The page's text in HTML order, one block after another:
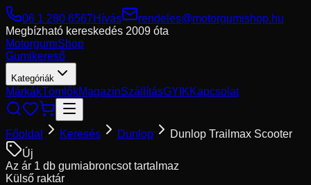
06 1 280 6567Hívás
rendeles@motorgumishop.hu
Megbízható kereskedés 2009 óta
MotorgumiShop
Gumikereső
Kategóriák
MárkákTömlőkMagazinSzállításGYIKKapcsolat
Főoldal Keresés Dunlop
Dunlop Trailmax Scooter
Új
Az ár 1 db gumiabroncsot tartalmaz
Külső raktár